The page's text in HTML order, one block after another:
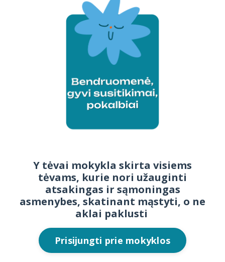
Y tėvai mokykla skirta visiems
tėvams, kurie nori užauginti
atsakingas ir sąmoningas
asmenybes, skatinant mąstyti, o ne
aklai paklusti
Prisijungti prie mokyklos